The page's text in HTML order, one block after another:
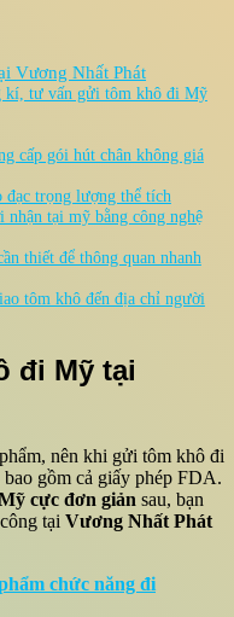
Vương Nhất Phát
kí, tư vấn gửi tôm khô đi Mỹ
cấp gói hút chân không giá
đạc trọng lượng thể tích
tại mỹ bằng công nghệ
thiết để thông quan nhanh
tôm khô đến địa chỉ người
đi Mỹ tại
nên khi gửi tôm khô đi
gồm cả giấy phép FDA.
cực đơn giản sau, bạn
tại Vương Nhất Phát
chức năng đi